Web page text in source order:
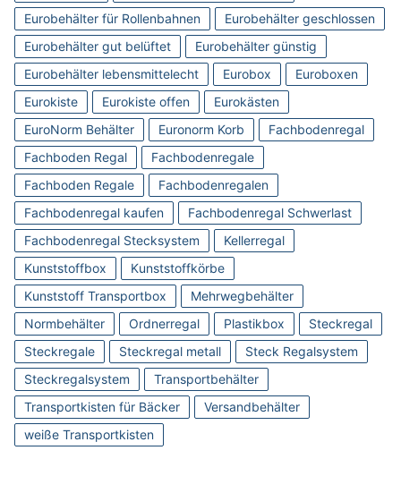
Eurobehälter für Rollenbahnen
Eurobehälter geschlossen
Eurobehälter gut belüftet
Eurobehälter günstig
Eurobehälter lebensmittelecht
Eurobox
Euroboxen
Eurokiste
Eurokiste offen
Eurokästen
EuroNorm Behälter
Euronorm Korb
Fachbodenregal
Fachboden Regal
Fachbodenregale
Fachboden Regale
Fachbodenregalen
Fachbodenregal kaufen
Fachbodenregal Schwerlast
Fachbodenregal Stecksystem
Kellerregal
Kunststoffbox
Kunststoffkörbe
Kunststoff Transportbox
Mehrwegbehälter
Normbehälter
Ordnerregal Plastikbox
Steckregal
Steckregale
Steckregal metall
Steck Regalsystem
Steckregalsystem
Transportbehälter
Transportkisten für Bäcker
Versandbehälter
weiße Transportkisten